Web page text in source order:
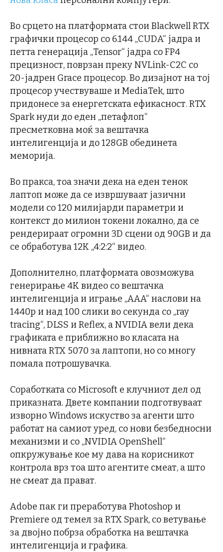
Во срцето на платформата стои Blackwell RTX
графички процесор со 6.144 „CUDA“ јадра и
петта генерација „Tensor“ јадра со FP4
прецизност, поврзан преку NVLink-C2C со
20-јадрен Grace процесор. Во дизајнот на тој
процесор учествуваше и MediaTek, што
придонесе за енергетската ефикасност. RTX
Spark нуди до еден „петафлоп“
пресметковна моќ за вештачка
интелигенција и до 128GB обединета
меморија.
Во пракса, тоа значи дека на еден тенок
лаптоп може да се извршуваат јазични
модели со 120 милијарди параметри и
контекст до милион токени локално, да се
рендерираат огромни 3D сцени од 90GB и да
се обработува 12K „4:2:2“ видео.
Дополнително, платформата овозможува
генерирање 4K видео со вештачка
интелигенција и играње „AAA“ наслови на
1440p и над 100 слики во секунда со „ray
tracing“, DLSS и Reflex, a NVIDIA вели дека
графиката е приближно во класата на
нивната RTX 5070 за лаптопи, но со многу
помала потрошувачка.
Соработката со Microsoft е клучниот дел од
приказната. Двете компании подготвуваат
изворно Windows искуство за агенти што
работат на самиот уред, со нови безбедносни
механизми и со „NVIDIA OpenShell“
опкружување кое му дава на корисникот
контрола врз тоа што агентите смеат, а што
не смеат да прават.
Adobe пак ги преработува Photoshop и
Premiere од темел за RTX Spark, со ветување
за двојно побрза обработка на вештачка
интелигенција и графика.